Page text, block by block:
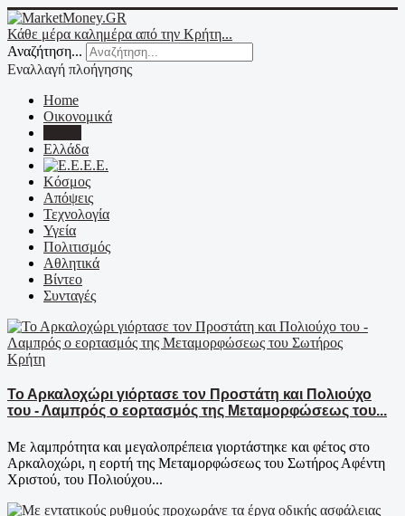
Κάθε μέρα καλημέρα από την Κρήτη...
Αναζήτηση...
Εναλλαγή πλοήγησης
Home
Οικονομικά
Ελλάδα
Ε.Ε.
Κόσμος
Απόψεις
Τεχνολογία
Υγεία
Πολιτισμός
Αθλητικά
Βίντεο
Συνταγές
Κρήτη
Το Αρκαλοχώρι γιόρτασε τον Προστάτη και Πολιούχο
του - Λαμπρός ο εορτασμός της Μεταμορφώσεως του...
Με λαμπρότητα και μεγαλοπρέπεια γιορτάστηκε και φέτος στο
Αρκαλοχώρι, η εορτή της Μεταμορφώσεως του Σωτήρος Αφέντη
Χριστού, του Πολιούχου...